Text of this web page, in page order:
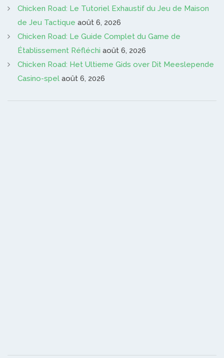
Chicken Road: Le Tutoriel Exhaustif du Jeu de Maison
de Jeu Tactique août 6, 2026
Chicken Road: Le Guide Complet du Game de
Établissement Réfléchi août 6, 2026
Chicken Road: Het Ultieme Gids over Dit Meeslepende
Casino-spel août 6, 2026